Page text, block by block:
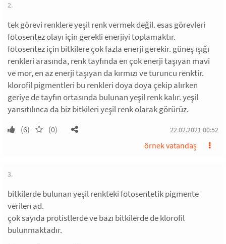
2.
tek görevi renklere yeşil renk vermek değil. esas görevleri
fotosentez olayı için gerekli enerjiyi toplamaktır.
fotosentez için bitkilere çok fazla enerji gerekir. güneş ışığı
renkleri arasında, renk tayfında en çok enerji taşıyan mavi
ve mor, en az enerji taşıyan da kırmızı ve turuncu renktir.
klorofil pigmentleri bu renkleri doya doya çekip alırken
geriye de tayfın ortasında bulunan yeşil renk kalır. yeşil
yansıtılınca da biz bitkileri yeşil renk olarak görürüz.
(6) (0) 22.02.2021 00:52
örnek vatandaş
3.
bitkilerde bulunan yeşil renkteki fotosentetik pigmente
verilen ad.
çok sayıda protistlerde ve bazı bitkilerde de klorofil
bulunmaktadır.